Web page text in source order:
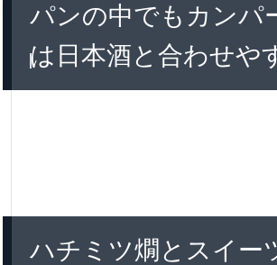
パンの中でもカンパ
は日本酒と合わせや
ハチミツ燗とスイー